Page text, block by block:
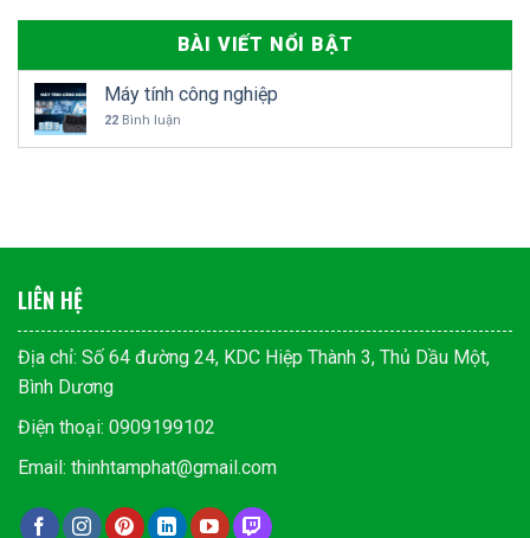
này đa số dùng để ám chỉ loại
biến tần chuyển đổi điện áp và
tần số ở điện áp AC. Thuật
ngữ chuyên dùng trên thế giới
dùng […]
BÀI VIẾT NỔI BẬT
Máy tính công nghiệp
22 Bình luận
LIÊN HỆ
Địa chỉ: Số 64 đường 24, KDC Hiệp Thành 3, Thủ Dầu Một,
Bình Dương
Điện thoại: 0909199102
Email: thinhtamphat@gmail.com